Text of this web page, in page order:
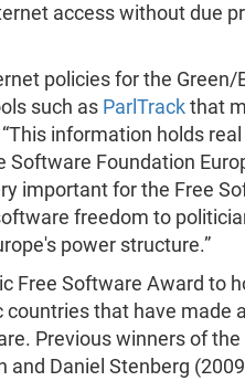
access without due
policies for the Green/
such as ParlTrackthat
information holds real
Foundation
important for the Free
freedom to
power structure.”
Free Software Award to
that have made
Previous winners of the
and Daniel Stenberg